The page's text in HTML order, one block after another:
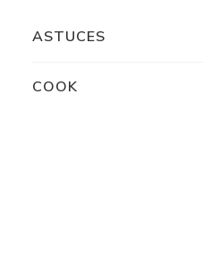
ASTUCES
COOK